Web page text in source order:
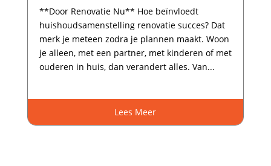
**Door Renovatie Nu** Hoe beïnvloedt
huishoudsamenstelling renovatie succes? Dat
merk je meteen zodra je plannen maakt.​ Woon
je alleen, met een partner, met kinderen of met
ouderen in huis, dan verandert alles.​ Van...
Lees Meer